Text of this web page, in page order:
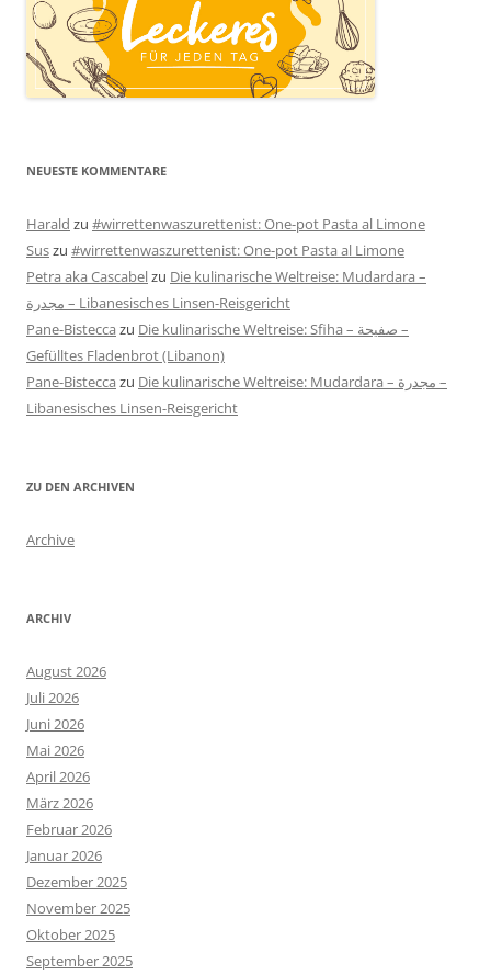
NEUESTE KOMMENTARE
Harald zu #wirrettenwaszurettenist: One-pot Pasta al Limone
Suszu #wirrettenwaszurettenist: One-pot Pasta al Limone
Petra aka Cascabelzu Die kulinarische Weltreise: Mudardara –
مجدرة – Libanesisches Linsen-Reisgericht
Pane-Bistecca zu Die kulinarische Weltreise: Sfiha – صفيحة –
Gefülltes Fladenbrot (Libanon)
Pane-Bistecca zu Die kulinarische Weltreise: Mudardara – مجدرة –
Libanesisches Linsen-Reisgericht
ZU DEN ARCHIVEN
Archive
ARCHIV
August 2026
Juli 2026
Juni 2026
Mai 2026
April 2026
März 2026
Februar 2026
Januar 2026
Dezember 2025
November 2025
Oktober 2025
September 2025